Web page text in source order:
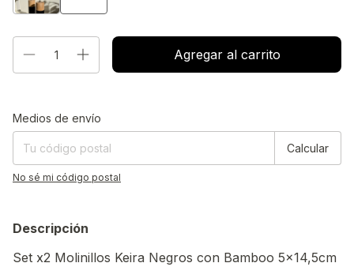
Entregas para el CP:
Medios de envío
Calcular
No sé mi código postal
Descripción
Set x2 Molinillos Keira Negros con Bamboo 5x14,5cm